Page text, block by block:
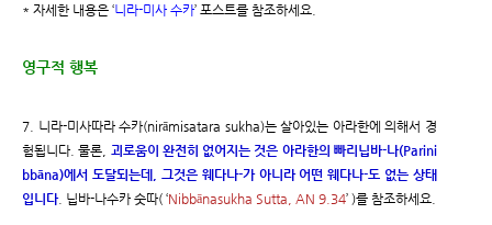
* 자세한 내용은 ‘니라-미사 수카’ 포스트를 참조하세요.
영구적 행복
7. 니라-미사따라 수카(nirāmisatara sukha)는 살아있는 아라한에 의해서 경
험됩니다. 물론, 괴로움이 완전히 없어지는 것은 아라한의 빠리닙바-나(Parini
bbāna)에서 도달되는데, 그것은 웨다나-가 아니라 어떤 웨다나-도 없는 상태
입니다. 닙바-나수카 숫따( ‘Nibbānasukha Sutta, AN 9.34’ )를 참조하세요.